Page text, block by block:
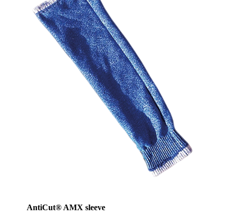
AntiCut® AMX sleeve